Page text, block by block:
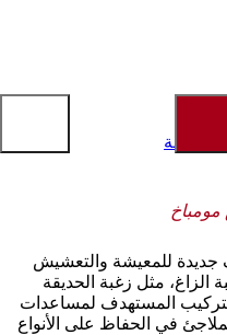
الطبيعة
جديدة للمعيشة والتعشيش
الزاغ، مثل زغبة الحديقة
المستهدف لمساعدات
في الحفاظ على الأنواع